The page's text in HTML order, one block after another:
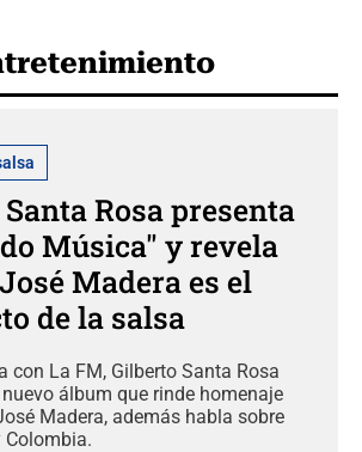
Rosa presenta
Música" y revela
Madera es el
de la salsa
con La FM, Gilberto Santa Rosa
álbum que rinde homenaje
Madera, además habla sobre
Colombia.